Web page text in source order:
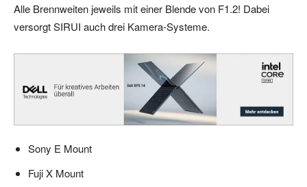
Alle Brennweiten jeweils mit einer Blende von F1.2! Dabei
versorgt SIRUI auch drei Kamera-Systeme.
Sony E Mount
Fuji X Mount